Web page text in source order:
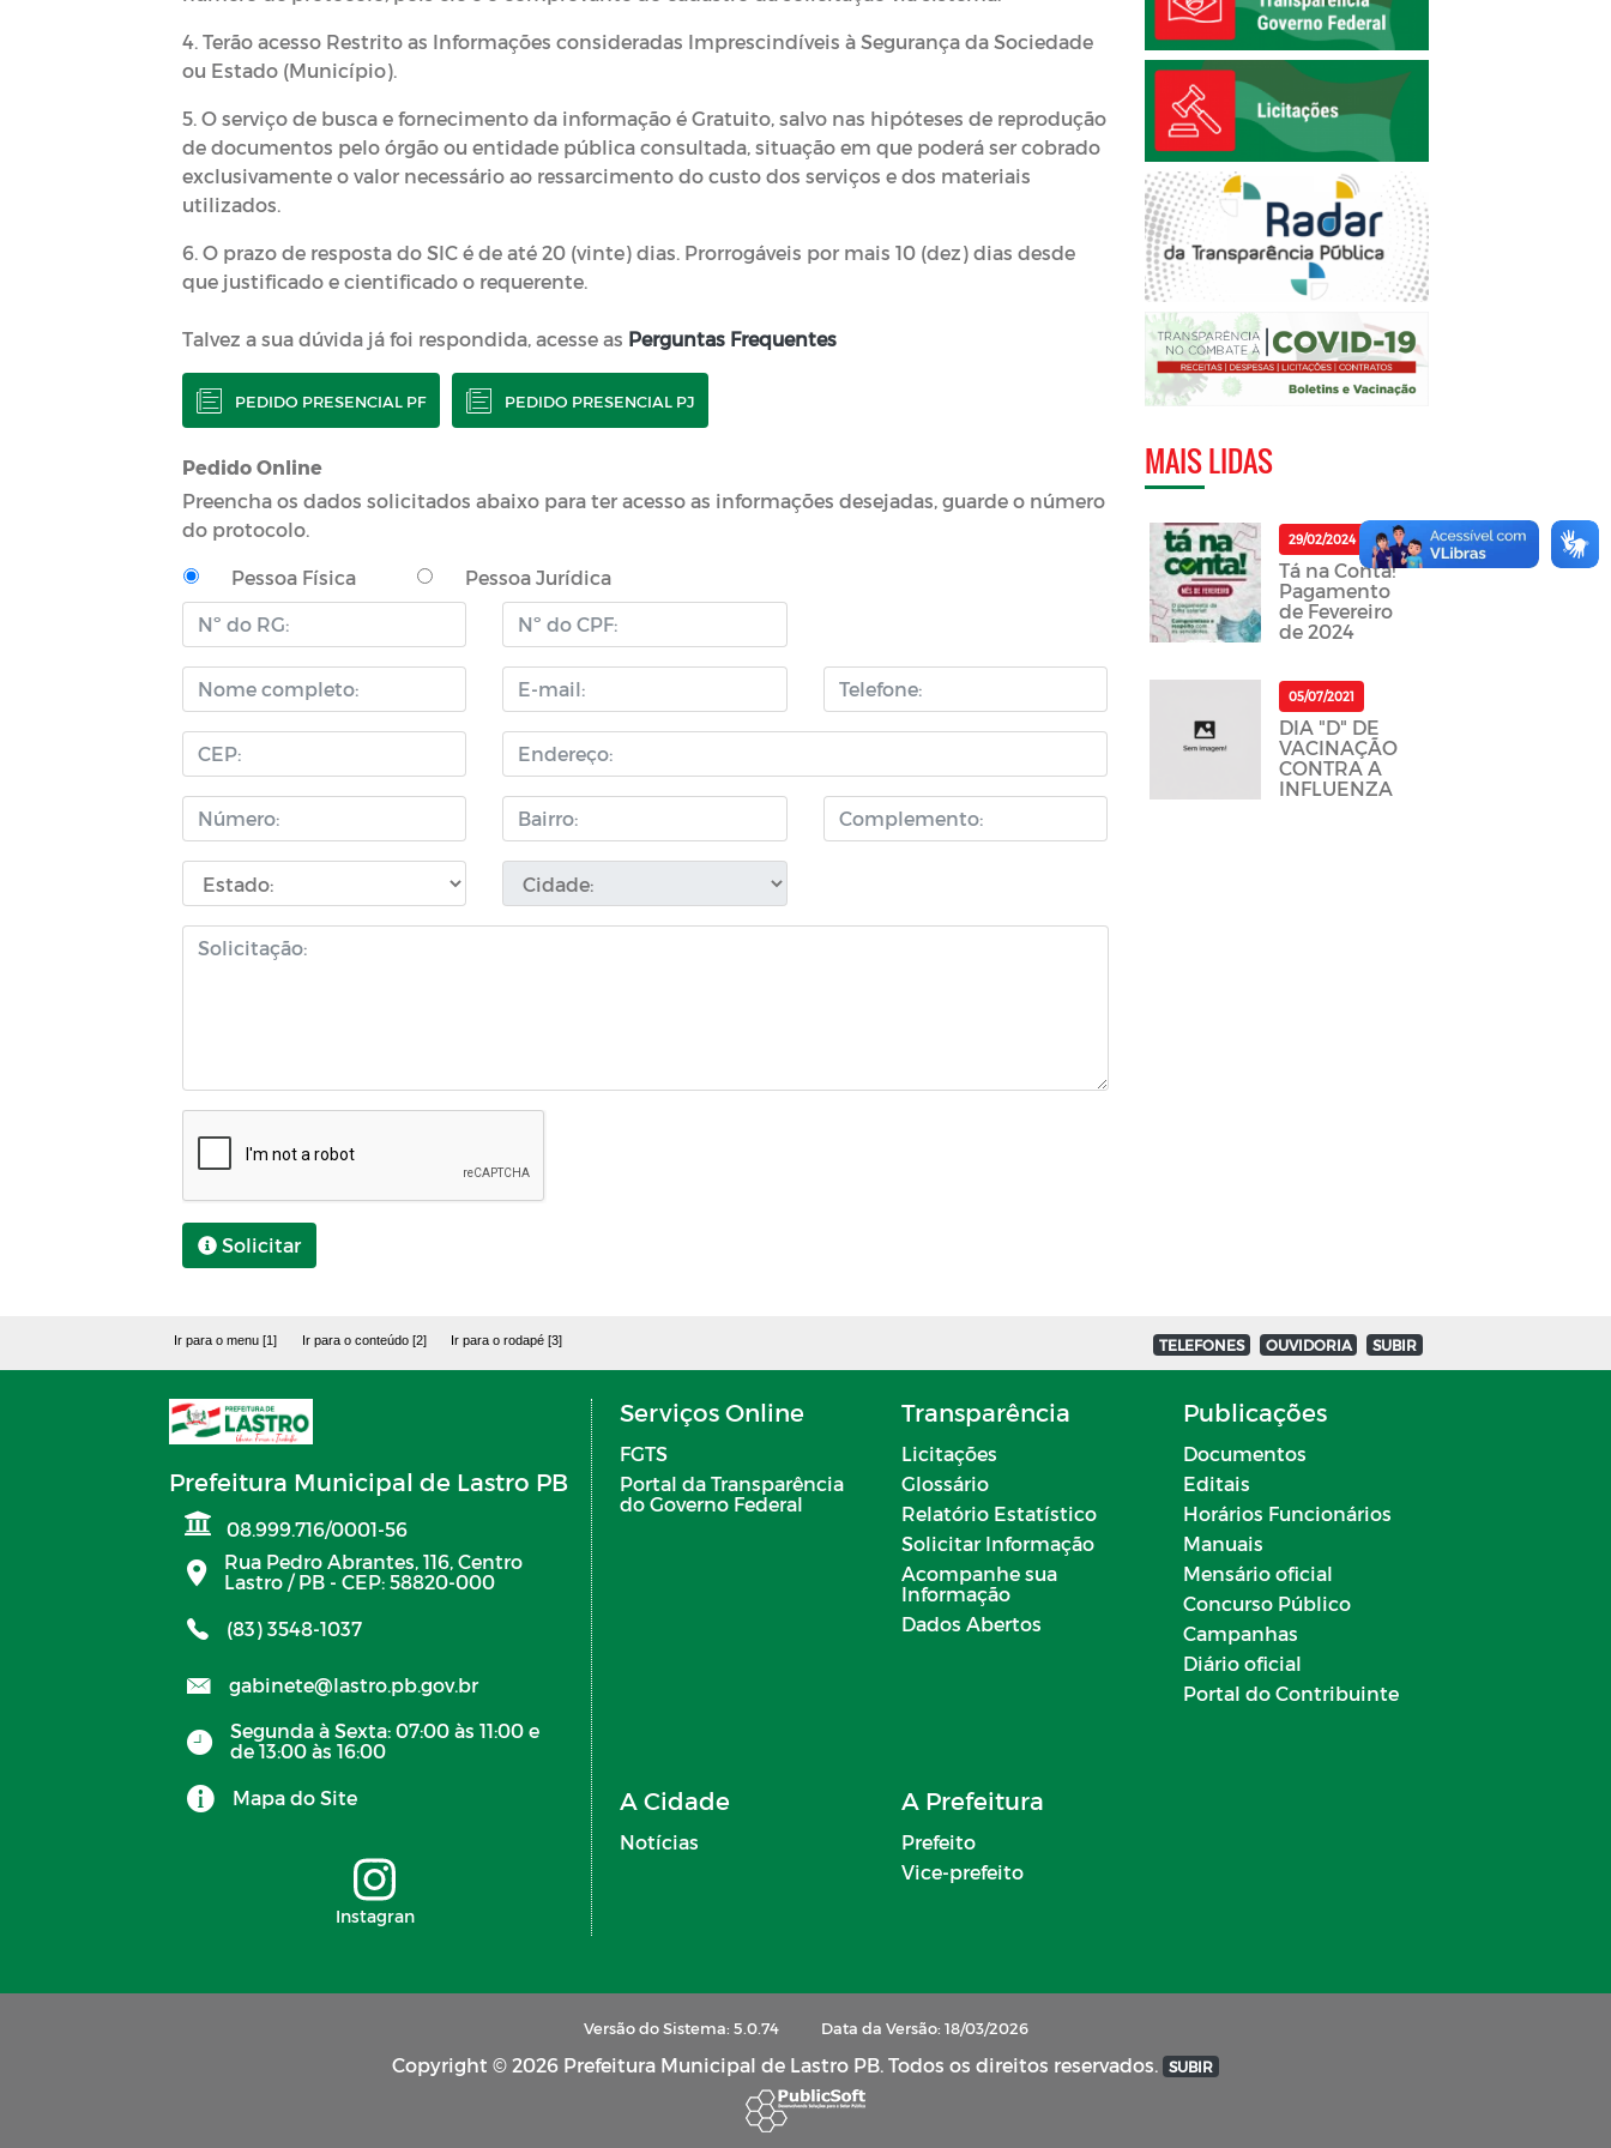
4. Terão acesso Restrito as Informações consideradas Imprescindíveis à Segurança da Sociedade
ou Estado (Município).
5. O serviço de busca e fornecimento da informação é Gratuito, salvo nas hipóteses de reprodução
de documentos pelo órgão ou entidade pública consultada, situação em que poderá ser cobrado
exclusivamente o valor necessário ao ressarcimento do custo dos serviços e dos materiais
utilizados.
6. O prazo de resposta do SIC é de até 20 (vinte) dias. Prorrogáveis por mais 10 (dez) dias desde
que justificado e cientificado o requerente.
Talvez a sua dúvida já foi respondida, acesse as Perguntas Frequentes
PEDIDO PRESENCIAL PF PEDIDO PRESENCIAL PJ
Pedido Online
Preencha os dados solicitados abaixo para ter acesso as informações desejadas, guarde o número
do protocolo.
Pessoa Física Pessoa Jurídica
Solicitar
MAIS LIDAS
29/02/2024
Tá na Conta!
Pagamento
de Fevereiro
de 2024
05/07/2021
DIA "D" DE
VACINAÇÃO
CONTRA A
INFLUENZA
Ir para o menu [1] Ir para o conteúdo [2] Ir para o rodapé [3] TELEFONES OUVIDORIA SUBIR
Prefeitura Municipal de Lastro PB
08.999.716/0001-56
Rua Pedro Abrantes, 116, Centro
Lastro / PB - CEP: 58820-000
(83) 3548-1037
gabinete@lastro.pb.gov.br
Segunda à Sexta: 07:00 às 11:00 e
de 13:00 às 16:00
Mapa do Site
Instagran
Serviços Online
FGTS
Portal da Transparência
do Governo Federal
Transparência
Licitações
Glossário
Relatório Estatístico
Solicitar Informação
Acompanhe sua
Informação
Dados Abertos
Publicações
Documentos
Editais
Horários Funcionários
Manuais
Mensário oficial
Concurso Público
Campanhas
Diário oficial
Portal do Contribuinte
A Cidade
Notícias
A Prefeitura
Prefeito
Vice-prefeito
Versão do Sistema: 5.0.74 Data da Versão: 18/03/2026
Copyright © 2026 Prefeitura Municipal de Lastro PB. Todos os direitos reservados. SUBIR